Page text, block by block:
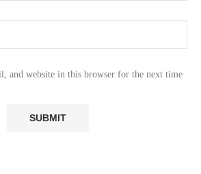
and website in this browser for the next time